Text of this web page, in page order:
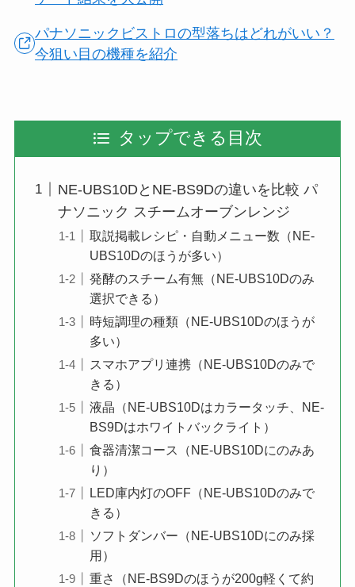
パナソニックビストロの型落ちはどれがいい？
今狙い目の機種を紹介
タップできる目次
NE-UBS10DとNE-BS9Dの違いを比較 パ
ナソニック スチームオーブンレンジ
取説掲載レシピ・自動メニュー数（NE-
UBS10Dのほうが多い）
発酵のスチーム有無（NE-UBS10Dのみ
選択できる）
時短調理の種類（NE-UBS10Dのほうが
多い）
スマホアプリ連携（NE-UBS10Dのみで
きる）
液晶（NE-UBS10Dはカラータッチ、NE-
BS9Dはホワイトバックライト）
食器清潔コース（NE-UBS10Dにのみあ
り）
LED庫内灯のOFF（NE-UBS10Dのみで
きる）
ソフトダンバー（NE-UBS10Dにのみ採
用）
重さ（NE-BS9Dのほうが200g軽くて約